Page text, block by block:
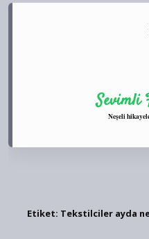
Sevimli
Neşeli
Etiket: Tekstilciler ayda